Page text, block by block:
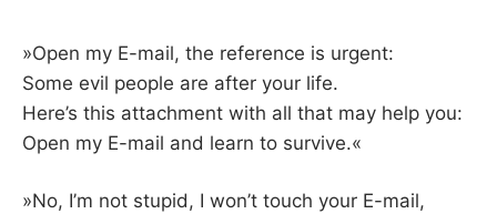
»Open my E-mail, the reference is urgent:
Some evil people are after your life.
Here’s this attachment with all that may help you:
Open my E-mail and learn to survive.«
»No, I’m not stupid, I won’t touch your E-mail,